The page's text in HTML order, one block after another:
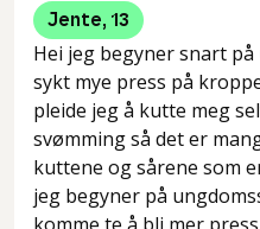
Jente, 13
Hei jeg begyner snart
sykt mye press på
pleide jeg å kutte meg
svømming så det er
kuttene og sårene som
jeg begyner på